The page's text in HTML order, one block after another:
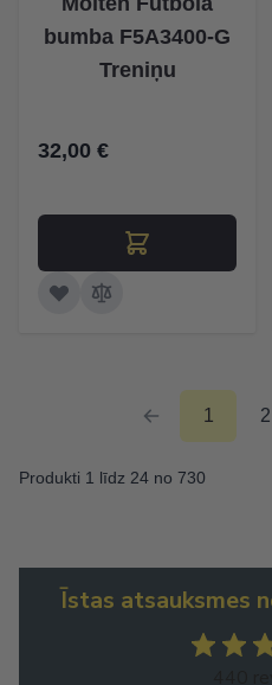
bumba F5A3400-G
Treniņu
32,00 €
1 2
Produkti 1 līdz 24 no 730
Īstas atsauksmes